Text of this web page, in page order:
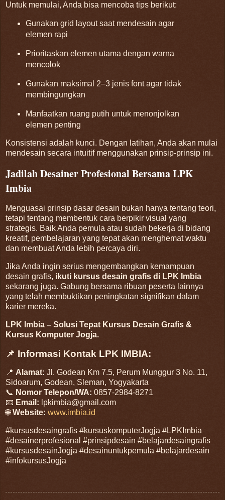
Untuk memulai, Anda bisa mencoba tips berikut:
Gunakan grid layout saat mendesain agar
elemen rapi
Prioritaskan elemen utama dengan warna
mencolok
Gunakan maksimal 2–3 jenis font agar tidak
membingungkan
Manfaatkan ruang putih untuk menonjolkan
elemen penting
Konsistensi adalah kunci. Dengan latihan, Anda akan mulai
mendesain secara intuitif menggunakan prinsip-prinsip ini.
Jadilah Desainer Profesional Bersama LPK
Imbia
Menguasai prinsip dasar desain bukan hanya tentang teori,
tetapi tentang membentuk cara berpikir visual yang
strategis. Baik Anda pemula atau sudah bekerja di bidang
kreatif, pembelajaran yang tepat akan menghemat waktu
dan membuat Anda lebih percaya diri.
Jika Anda ingin serius mengembangkan kemampuan
desain grafis, ikuti kursus desain grafis di LPK Imbia
sekarang juga. Gabung bersama ribuan peserta lainnya
yang telah membuktikan peningkatan signifikan dalam
karier mereka.
LPK Imbia – Solusi Tepat Kursus Desain Grafis &
Kursus Komputer Jogja.
📌 Informasi Kontak LPK IMBIA:
📍 Alamat: Jl. Godean Km 7.5, Perum Munggur 3 No. 11,
Sidoarum, Godean, Sleman, Yogyakarta
📞 Nomor Telepon/WA: 0857-2984-8271
📧 Email: lpkimbia@gmail.com
🌐Website: www.imbia.id
#kursusdesaingrafis #kursuskomputerJogja #LPKImbia
#desainerprofesional #prinsipdesain #belajardesaingrafis
#kursusdesainJogja #desainuntukpemula #belajardesain
#infokursusJogja